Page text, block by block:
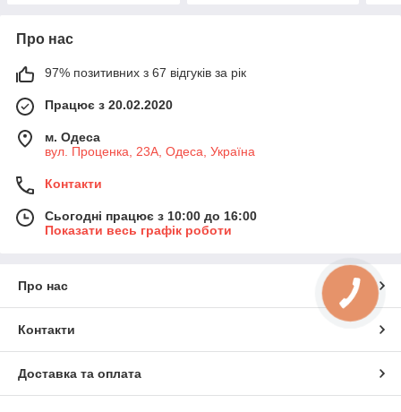
Про нас
97% позитивних з 67 відгуків за рік
Працює з 20.02.2020
м. Одеса
вул. Проценка, 23А, Одеса, Україна
Контакти
Сьогодні працює з 10:00 до 16:00
Показати весь графік роботи
Про нас
Контакти
Доставка та оплата